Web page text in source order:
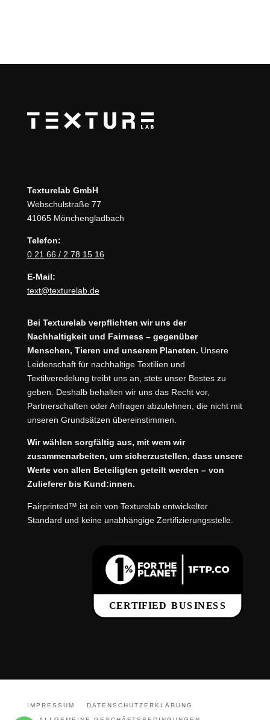
Texturelab GmbH
Webschulstraße 77
41065 Mönchengladbach
Telefon:
0 21 66 / 2 78 15 16
E-Mail:
text@texturelab.de
Bei Texturelab verpflichten wir uns der
Nachhaltigkeit und Fairness – gegenüber
Menschen, Tieren und unserem Planeten. Unsere
Leidenschaft für nachhaltige Textilien und
Textilveredelung treibt uns an, stets unser Bestes zu
geben. Deshalb behalten wir uns das Recht vor,
Partnerschaften oder Anfragen abzulehnen, die nicht mit
unseren Grundsätzen übereinstimmen.
Wir wählen sorgfältig aus, mit wem wir
zusammenarbeiten, um sicherzustellen, dass unsere
Werte von allen Beteiligten geteilt werden – von
Zulieferer bis Kund:innen.
Fairprinted™ ist ein von Texturelab entwickelter
Standard und keine unabhängige Zertifizierungsstelle.
IMPRESSUM DATENSCHUTZERKLÄRUNG